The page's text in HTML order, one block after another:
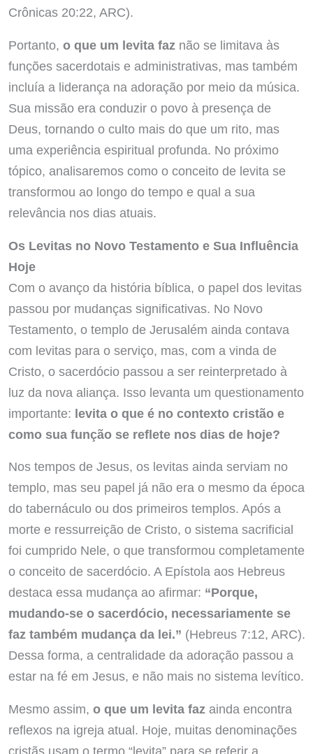
Crônicas 20:22, ARC).
Portanto, o que um levita faznão se limitava às
funções sacerdotais e administrativas, mas também
incluía a liderança na adoração por meio da música.
Sua missão era conduzir o povo à presença de
Deus, tornando o culto mais do que um rito, mas
uma experiência espiritual profunda. No próximo
tópico, analisaremos como o conceito de levita se
transformou ao longo do tempo e qual a sua
relevância nos dias atuais.
Os Levitas no Novo Testamento e Sua Influência
Hoje
Com o avanço da história bíblica, o papel dos levitas
passou por mudanças significativas. No Novo
Testamento, o templo de Jerusalém ainda contava
com levitas para o serviço, mas, com a vinda de
Cristo, o sacerdócio passou a ser reinterpretado à
luz da nova aliança. Isso levanta um questionamento
importante: levita o que é no contexto cristão e
como sua função se reflete nos dias de hoje?
Nos tempos de Jesus, os levitas ainda serviam no
templo, mas seu papel já não era o mesmo da época
do tabernáculo ou dos primeiros templos. Após a
morte e ressurreição de Cristo, o sistema sacrificial
foi cumprido Nele, o que transformou completamente
o conceito de sacerdócio. A Epístola aos Hebreus
destaca essa mudança ao afirmar: “Porque,
mudando-se o sacerdócio, necessariamente se
faz também mudança da lei.” (Hebreus 7:12, ARC).
Dessa forma, a centralidade da adoração passou a
estar na fé em Jesus, e não mais no sistema levítico.
Mesmo assim, o que um levita fazainda encontra
reflexos na igreja atual. Hoje, muitas denominações
cristãs usam o termo “levita” para se referir a